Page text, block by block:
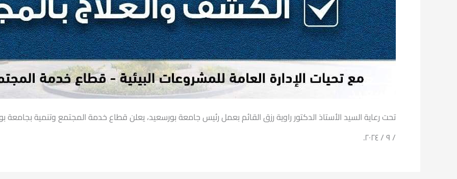
/ ٩ / ٢٠٢٤.